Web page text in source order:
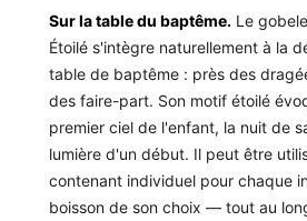
Sur la table du baptême. Le
Étoilé s'intègre naturellement à la
table de baptême : près des
des faire-part. Son motif étoilé
premier ciel de l'enfant, la nuit de
lumière d'un début. Il peut être
contenant individuel pour chaque
boisson de son choix — tout au